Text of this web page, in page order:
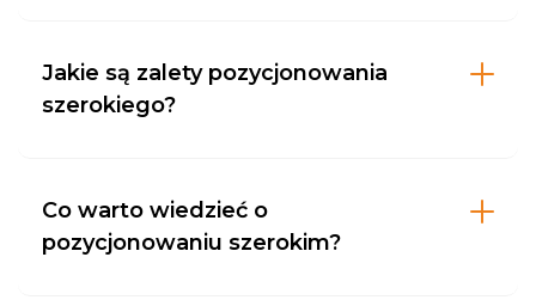
Jakie są zalety pozycjonowania
szerokiego?
Co warto wiedzieć o
pozycjonowaniu szerokim?